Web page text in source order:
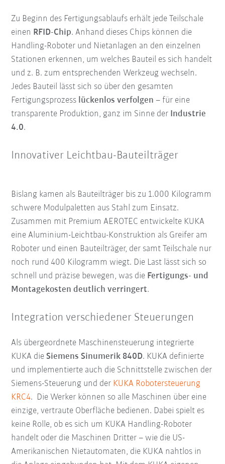
Zu Beginn des Fertigungsablaufs erhält jede Teilschale
einen RFID-Chip. Anhand dieses Chips können die
Handling-Roboter und Nietanlagen an den einzelnen
Stationen erkennen, um welches Bauteil es sich handelt
und z. B. zum entsprechenden Werkzeug wechseln.
Jedes Bauteil lässt sich so über den gesamten
Fertigungsprozess lückenlos verfolgen – für eine
transparente Produktion, ganz im Sinne der Industrie
4.0.
Innovativer Leichtbau-Bauteilträger
Bislang kamen als Bauteilträger bis zu 1.000 Kilogramm
schwere Modulpaletten aus Stahl zum Einsatz.
Zusammen mit Premium AEROTEC entwickelte KUKA
eine Aluminium-Leichtbau-Konstruktion als Greifer am
Roboter und einen Bauteilträger, der samt Teilschale nur
noch rund 400 Kilogramm wiegt. Die Last lässt sich so
schnell und präzise bewegen, was die Fertigungs- und
Montagekosten deutlich verringert.
Integration verschiedener Steuerungen
Als übergeordnete Maschinensteuerung integrierte
KUKA dieSiemens Sinumerik 840D. KUKA definierte
und implementierte auch die Schnittstelle zwischen der
Siemens-Steuerung und der KUKA Robotersteuerung
KRC4. Die Werker können so alle Maschinen über eine
einzige, vertraute Oberfläche bedienen. Dabei spielt es
keine Rolle, ob es sich um KUKA Handling-Roboter
handelt oder die Maschinen Dritter – wie die US-
Amerikanischen Nietautomaten, die KUKA nahtlos in